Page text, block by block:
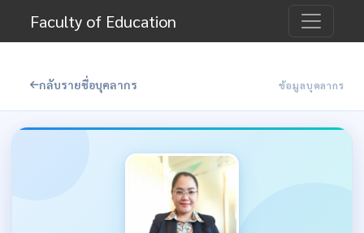
Faculty of Education
กลับรายชื่อบุคลากร ข้อมูลบุคลากร